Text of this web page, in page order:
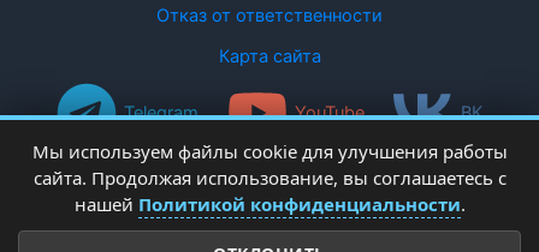
Отказ от ответственности
Карта сайта
Telegram YouTube ВК
Мы используем файлы cookie для улучшения работы
сайта. Продолжая использование, вы соглашаетесь с
нашей Политикой конфиденциальности.